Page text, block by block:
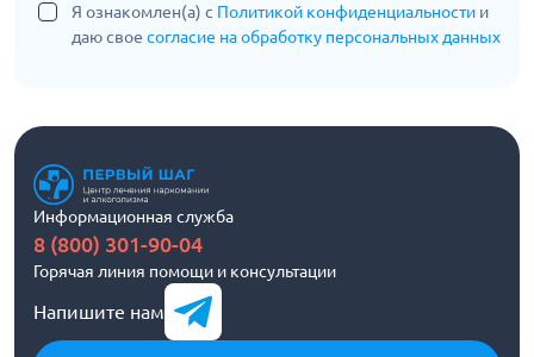
Я ознакомлен(а) с Политикой конфиденциальности и
даю свое согласие на обработку персональных данных
Информационная служба
8 (800) 301-90-04
Горячая линия помощи и консультации
Напишите нам